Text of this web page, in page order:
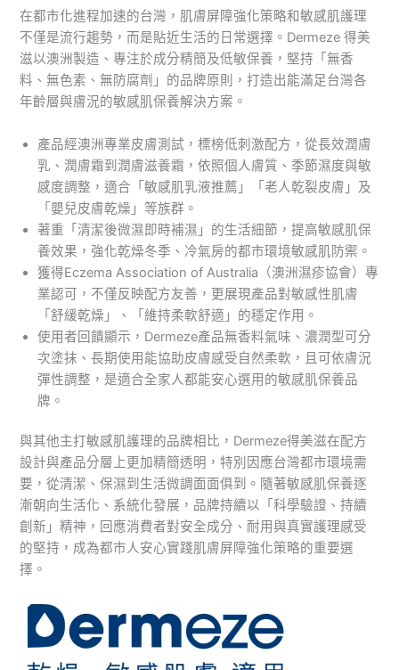
在都市化進程加速的台灣，肌膚屏障強化策略和敏感肌護理
不僅是流行趨勢，而是貼近生活的日常選擇。Dermeze 得美
滋以澳洲製造、專注於成分精簡及低敏保養，堅持「無香
料、無色素、無防腐劑」的品牌原則，打造出能滿足台灣各
年齡層與膚況的敏感肌保養解決方案。
產品經澳洲專業皮膚測試，標榜低刺激配方，從長效潤膚
乳、潤膚霜到潤膚滋養霜，依照個人膚質、季節濕度與敏
感度調整，適合「敏感肌乳液推薦」「老人乾裂皮膚」及
「嬰兒皮膚乾燥」等族群。
著重「清潔後微濕即時補濕」的生活細節，提高敏感肌保
養效果，強化乾燥冬季、冷氣房的都市環境敏感肌防禦。
獲得Eczema Association of Australia（澳洲濕疹協會）專
業認可，不僅反映配方友善，更展現產品對敏感性肌膚
「舒緩乾燥」、「維持柔軟舒適」的穩定作用。
使用者回饋顯示，Dermeze產品無香料氣味、濃潤型可分
次塗抹、長期使用能協助皮膚感受自然柔軟，且可依膚況
彈性調整，是適合全家人都能安心選用的敏感肌保養品
牌。
與其他主打敏感肌護理的品牌相比，Dermeze得美滋在配方
設計與產品分層上更加精簡透明，特別因應台灣都市環境需
要，從清潔、保濕到生活微調面面俱到。隨著敏感肌保養逐
漸朝向生活化、系統化發展，品牌持續以「科學驗證、持續
創新」精神，回應消費者對安全成分、耐用與真實護理感受
的堅持，成為都市人安心實踐肌膚屏障強化策略的重要選
擇。